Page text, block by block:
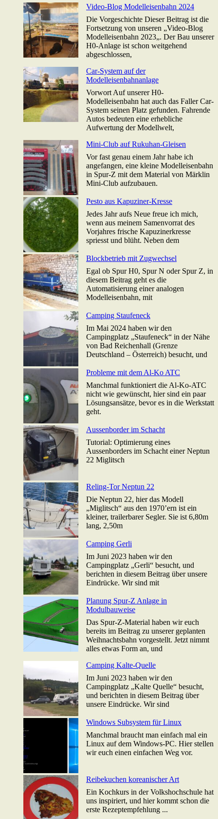
Video-Blog Modelleisenbahn 2024
Die Vorgeschichte Dieser Beitrag ist die
Fortsetzung von unseren „Video-Blog
Modelleisenbahn 2023„. Der Bau unserer
H0-Anlage ist schon weitgehend
abgeschlossen,
Car-System auf der
Modelleisenbahnanlage
Vorwort Auf unserer H0-
Modelleisenbahn hat auch das Faller Car-
System seinen Platz gefunden. Fahrende
Autos bedeuten eine erhebliche
Aufwertung der Modellwelt,
Mini-Club auf Rukuhan-Gleisen
Vor fast genau einem Jahr habe ich
angefangen, eine kleine Modelleisenbahn
in Spur-Z mit dem Material von Märklin
Mini-Club aufzubauen.
Pesto aus Kapuziner-Kresse
Jedes Jahr aufs Neue freue ich mich,
wenn aus meinem Samenvorrat des
Vorjahres frische Kapuzinerkresse
spriesst und blüht. Neben dem
Blockbetrieb mit Zugwechsel
Egal ob Spur H0, Spur N oder Spur Z, in
diesem Beitrag geht es die
Automatisierung einer analogen
Modelleisenbahn, mit
Camping Staufeneck
Im Mai 2024 haben wir den
Campingplatz „Staufeneck“ in der Nähe
von Bad Reichenhall (Grenze
Deutschland – Österreich) besucht, und
Probleme mit dem Al-Ko ATC
Manchmal funktioniert die Al-Ko-ATC
nicht wie gewünscht, hier sind ein paar
Lösungsansätze, bevor es in die Werkstatt
geht.
Aussenborder im Schacht
Tutorial: Optimierung eines
Aussenborders im Schacht einer Neptun
22 Miglitsch
Reling-Tor Neptun 22
Die Neptun 22, hier das Modell
„Miglitsch“ aus den 1970’ern ist ein
kleiner, trailerbarer Segler. Sie ist 6,80m
lang, 2,50m
Camping Gerli
Im Juni 2023 haben wir den
Campingplatz „Gerli“ besucht, und
berichten in diesem Beitrag über unsere
Eindrücke. Wir sind mit
Planung Spur-Z Anlage in
Modulbauweise
Das Spur-Z-Material haben wir euch
bereits im Beitrag zu unserer geplanten
Weihnachtsbahn vorgestellt. Jetzt nimmt
alles etwas Form an, und
Camping Kalte-Quelle
Im Juni 2023 haben wir den
Campingplatz „Kalte Quelle“ besucht,
und berichten in diesem Beitrag über
unsere Eindrücke. Wir sind
Windows Subsystem für Linux
Manchmal braucht man einfach mal ein
Linux auf dem Windows-PC. Hier stellen
wir euch einen einfachen Weg vor.
Reibekuchen koreanischer Art
Ein Kochkurs in der Volkshochschule hat
uns inspiriert, und hier kommt schon die
erste Rezeptempfehlung ...